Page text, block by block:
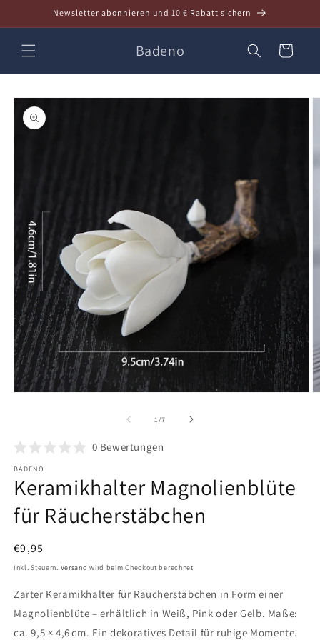
Inhalt
Newsletter abonnieren und 10 € Rabatt sichern
Badeno Warenkorb
öffnen
1 /von
7
0 Bewertungen
BADENO
Keramikhalter Magnolienblüte
für Räucherstäbchen
Normaler
Preis
€9,95
Inkl. Steuern. Versand wird beim Checkout berechnet
Zarter Keramikhalter für Räucherstäbchen in Form einer
Magnolienblüte – erhältlich in Weiß, Pink oder Gelb. Maße:
ca. 9,5 × 4,6 cm. Ein dekoratives Detail für ruhige Momente.